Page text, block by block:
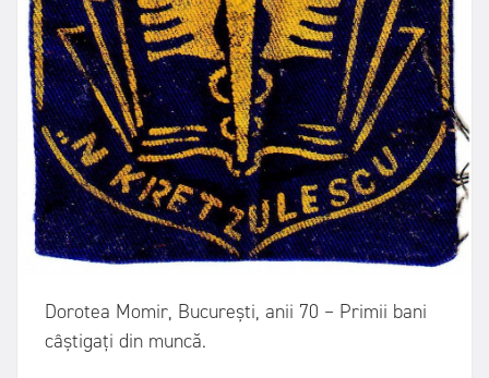
Dorotea Momir, București, anii 70 – Primii bani
câștigați din muncă.